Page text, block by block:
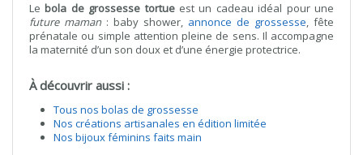
Lebola de grossesse tortueest un cadeau idéal pour une
future maman : baby shower, annonce de grossesse, fête
prénatale ou simple attention pleine de sens. Il accompagne
la maternité d’un son doux et d’une énergie protectrice.
À découvrir aussi :
Tous nos bolas de grossesse
Nos créations artisanales en édition limitée
Nos bijoux féminins faits main